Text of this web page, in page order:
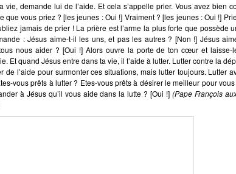
vie, demande lui de l’aide. Et cela s’appelle prier. Vous avez bien
que vous priez ? [les jeunes : Oui !] Vraiment ? [les jeunes : Oui !]
jamais de prier ! La prière est l’arme la plus forte que possède
: Jésus aime-t-il les uns, et pas les autres ? [Non !] Jésus
nous aider ? [Oui !] Alors ouvre la porte de ton cœur et laisse-
Et quand Jésus entre dans ta vie, il t’aide à lutter. Lutter contre la
de l’aide pour surmonter ces situations, mais lutter toujours. Lutter
vous prêts à lutter ? Etes-vous prêts à désirer le meilleur pour
à Jésus qu’il vous aide dans la lutte ? [Oui !](Pape François